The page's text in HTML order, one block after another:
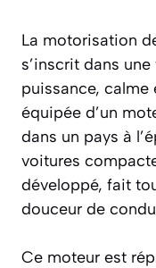
La motorisation
s’inscrit dans
puissance,
équipée d’un
dans un pays à
voitures
développé, fait
douceur de
Ce moteur est